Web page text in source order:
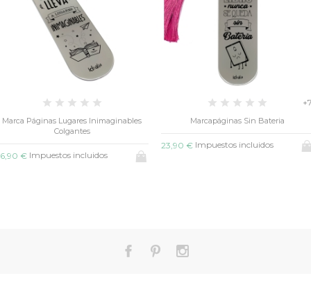
Páginas Lugares Inimaginables
Colgantes
Impuestos incluidos
Marcapáginas Sin Bateria
23,90 €Impuestos incluidos